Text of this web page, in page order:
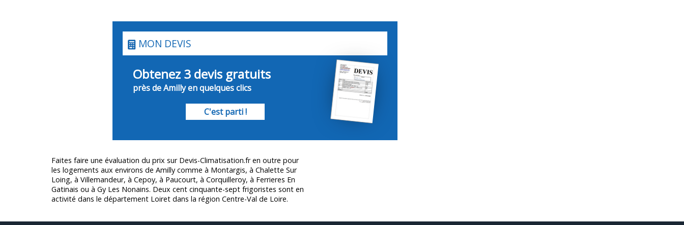
MON DEVIS
Obtenez 3 devis gratuits
près de Amilly en quelques clics
C'est parti !
Faites faire une évaluation du prix sur Devis-Climatisation.fr en outre pour
les logements aux environs de Amilly comme à Montargis, à Chalette Sur
Loing, à Villemandeur, à Cepoy, à Paucourt, à Corquilleroy, à Ferrieres En
Gatinais ou à Gy Les Nonains. Deux cent cinquante-sept frigoristes sont en
activité dans le département Loiretdans la région Centre-Val de Loire.